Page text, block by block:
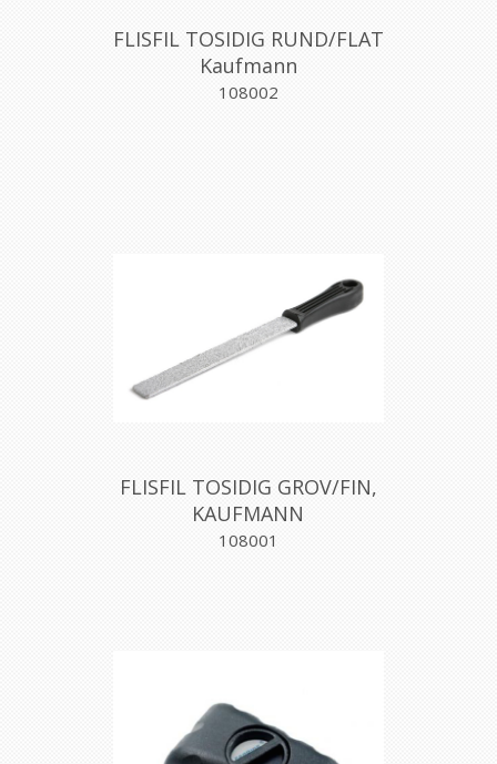
FLISFIL TOSIDIG RUND/FLAT
Kaufmann
108002
FLISFIL TOSIDIG GROV/FIN,
KAUFMANN
108001